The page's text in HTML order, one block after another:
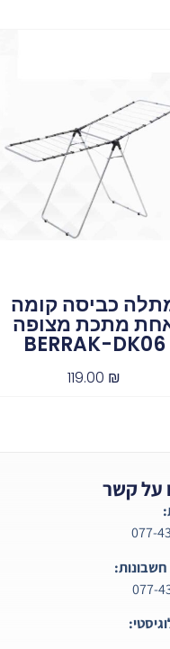
כביסה קומה
מתכת מצופה
BERRAK-DK06
119.00 ₪
על קשר
077-
077-